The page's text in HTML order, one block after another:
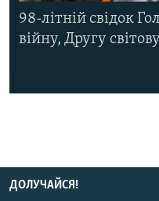
98-літній свідок
війну, Другу
ДОЛУЧАЙСЯ!